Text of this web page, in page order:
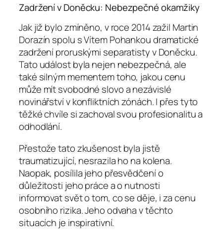
Zadržení v Doněcku: Nebezpečné okamžiky
Jak již bylo zmíněno, v roce 2014 zažil Martin
Dorazín spolu s Vítem Pohankou dramatické
zadržení proruskými separatisty v Doněcku.
Tato událost byla nejen nebezpečná, ale
také silným mementem toho, jakou cenu
může mít svobodné slovo a nezávislé
novinářství v konfliktních zónách. I přes tyto
těžké chvíle si zachoval svou profesionalitu a
odhodlání.
Přestože tato zkušenost byla jistě
traumatizující, nesrazila ho na kolena.
Naopak, posílila jeho přesvědčení o
důležitosti jeho práce a o nutnosti
informovat svět o tom, co se děje, i za cenu
osobního rizika. Jeho odvaha v těchto
situacích je inspirativní.